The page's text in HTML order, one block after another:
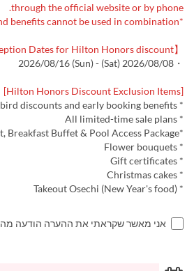
through the official website or by phone.
*Discounts and benefits cannot be used in combination
【Exception Dates for Hilton Honors discount】
・2026/08/08 (Sat) - 2026/08/16 (Sun)
[Hilton Honors Discount Exclusion Items]
* All plans with early bird discounts and early booking benefits
* All limited-time sale plans
*Breakfast Buffet, Breakfast Buffet & Pool Access Package
* Flower bouquets
* Gift certificates
* Christmas cakes
* Takeout Osechi (New Year's food)
אני מאשר שקראתי את ההערה הודעה